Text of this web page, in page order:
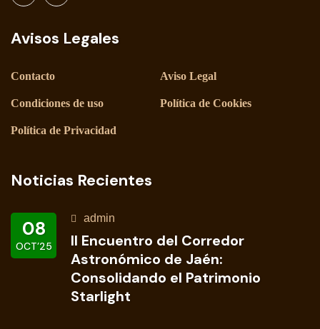
Avisos Legales
Contacto Aviso Legal
Condiciones de uso Política de Cookies
Política de Privacidad
Noticias Recientes
08
OCT’25
admin
II Encuentro del Corredor
Astronómico de Jaén:
Consolidando el Patrimonio
Starlight